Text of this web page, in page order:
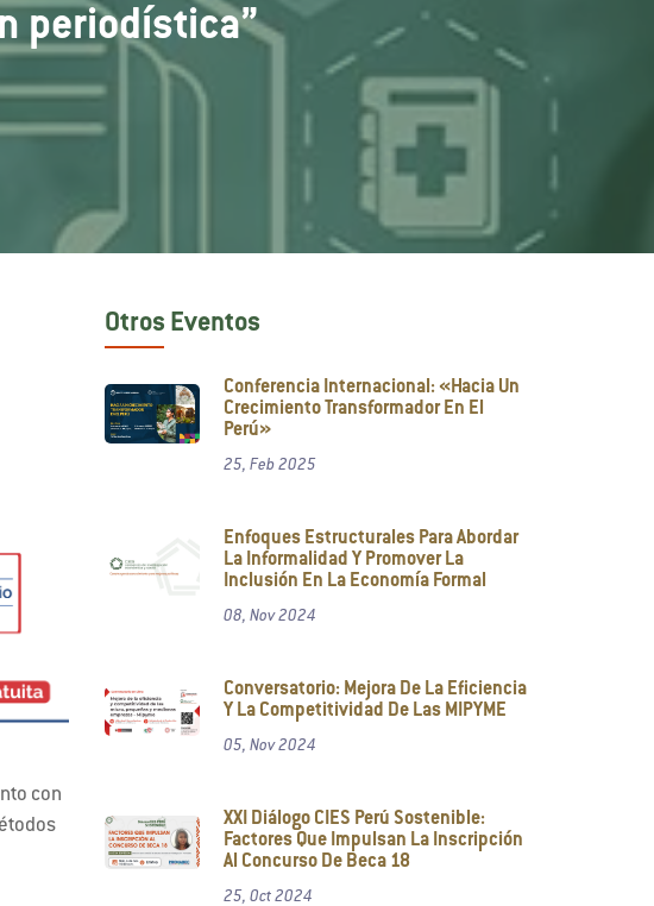
periodística”
con
Otros Eventos
Conferencia Internacional: «Hacia Un
Crecimiento Transformador En El
Perú»
25, Feb 2025
Enfoques Estructurales Para Abordar
La Informalidad Y Promover La
Inclusión En La Economía Formal
08, Nov 2024
Conversatorio: Mejora De La Eficiencia
Y La Competitividad De Las MIPYME
05, Nov 2024
XXI Diálogo CIES Perú Sostenible:
Factores Que Impulsan La Inscripción
Al Concurso De Beca 18
25, Oct 2024